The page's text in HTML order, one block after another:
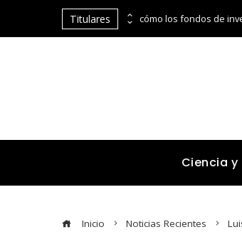
Titulares Estrategias para diversificar el turismo y mejorar la estabilidad fiscal en Montenegro
Ciencia
Inicio Noticias Recientes